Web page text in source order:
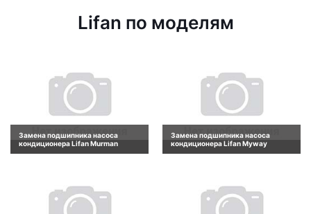
Lifan по моделям
Замена подшипника насоса
кондиционера Lifan Murman
Замена подшипника насоса
кондиционера Lifan Myway